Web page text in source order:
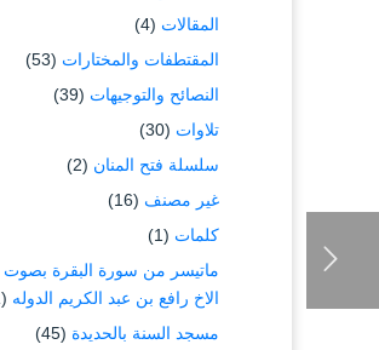
المقالات (4)
المقتطفات والمختارات (53)
النصائح والتوجيهات (39)
تلاوات (30)
سلسلة فتح المنان (2)
غير مصنف (16)
كلمات (1)
ماتيسر من سورة البقرة بصوت
الاخ رافع بن عبد الكريم الدوله (1)
مسجد السنة بالحديدة (45)